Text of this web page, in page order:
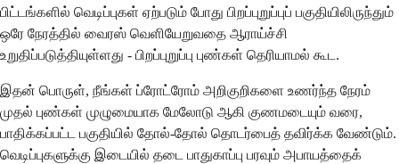
பிட்டங்களில் வெடிப்புகள் ஏற்படும் போது பிறப்புறுப்புப் பகுதியிலிருந்தும்
ஒரே நேரத்தில் வைரஸ் வெளியேறுவதை ஆராய்ச்சி
உறுதிப்படுத்தியுள்ளது - பிறப்புறுப்பு புண்கள் தெரியாமல் கூட.
இதன் பொருள், நீங்கள் ப்ரோட்ரோம் அறிகுறிகளை உணர்ந்த நேரம்
முதல் புண்கள் முழுமையாக மேலோடு ஆகி குணமடையும் வரை,
பாதிக்கப்பட்ட பகுதியில் தோல்-தோல் தொடர்பைத் தவிர்க்க வேண்டும்.
வெடிப்புகளுக்கு இடையில் தடை பாதுகாப்பு பரவும் அபாயத்தைக்